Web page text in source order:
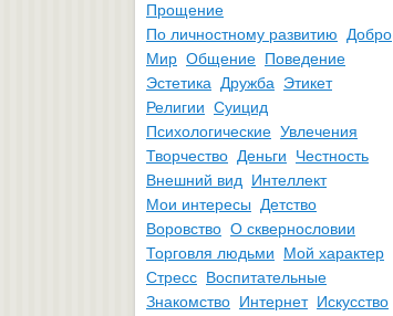
Прощение
По личностному развитию
Добро
Мир Общение Поведение
Эстетика
Дружба
Этикет
Религии Суицид
Психологические Увлечения
Творчество Деньги
Честность
Внешний вид
Интеллект
Мои интересы
Детство
Воровство О сквернословии
Торговля людьми
Мой характер
Стресс Воспитательные
Знакомство Интернет Искусство